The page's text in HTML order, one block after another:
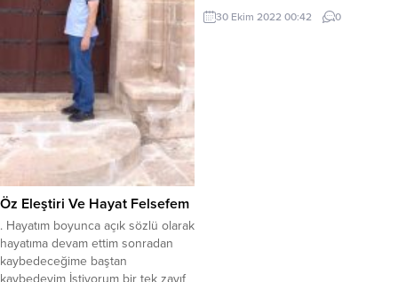
Öz Eleştiri Ve Hayat Felsefem
. Hayatım boyunca açık sözlü olarak
hayatıma devam ettim sonradan
kaybedeceğime baştan
kapaklı cam şişelerde Topçam
Madran suyu veriliyordu. İki saati
30 Ekim 2022 00:42 0